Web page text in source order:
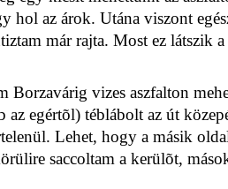
az árok. Utána viszont
már rajta. Most ez látszik a
Borzavárig vizes aszfalton
az egértõl) téblábolt az út
Lehet, hogy a másik
saccoltam a kerülõt,